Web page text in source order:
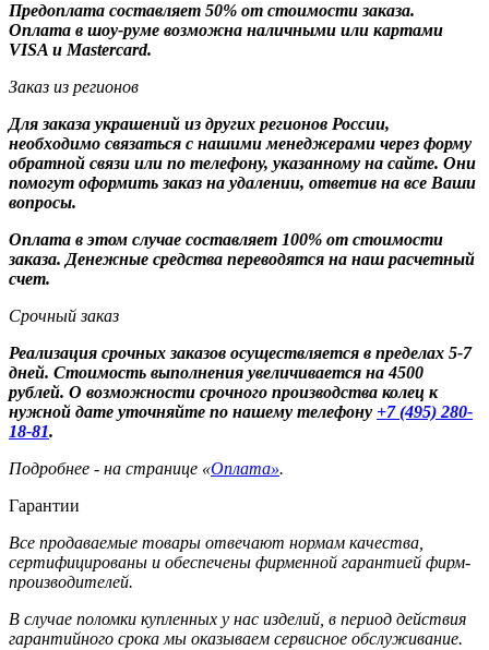
Предоплата составляет 50% от стоимости заказа.
Оплата в шоу-руме возможна наличными или картами
VISA и Mastercard.
Заказ из регионов
Для заказа украшений из других регионов России,
необходимо связаться с нашими менеджерами через форму
обратной связи или по телефону, указанному на сайте. Они
помогут оформить заказ на удалении, ответив на все Ваши
вопросы.
Оплата в этом случае составляет 100% от стоимости
заказа. Денежные средства переводятся на наш расчетный
счет.
Срочный заказ
Реализация срочных заказов осуществляется в пределах 5-7
дней. Стоимость выполнения увеличивается на 4500
рублей. О возможности срочного производства колец к
нужной дате уточняйте по нашему телефону +7 (495) 280-
18-81.
Подробнее - на странице «Оплата».
Гарантии
Все продаваемые товары отвечают нормам качества,
сертифицированы и обеспечены фирменной гарантией фирм-
производителей.
В случае поломки купленных у нас изделий, в период действия
гарантийного срока мы оказываем сервисное обслуживание.